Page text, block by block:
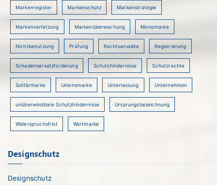
Markenregister Markenschutz Markenstrategie
Markenverletzung Markenüberwachung Monomarke
Nichtbenutzung Prüfung Rechtsanwälte Registrierung
Schadensersatzforderung Schutzhindernisse Schutzrechte
Solitärmarke Unionsmarke Unterlassung Unternehmen
unüberwindbare Schutzhindernisse Ursprungsbezeichnung
Widerspruchsfrist Wortmarke
Designschutz
Designschutz